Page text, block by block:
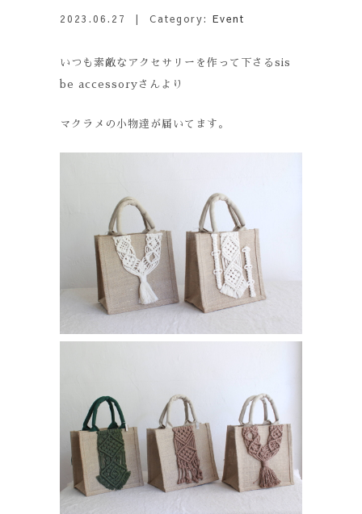
2023.06.27 | Category: Event
いつも素敵なアクセサリーを作って下さるsis
be accessoryさんより
マクラメの小物達が届いてます。